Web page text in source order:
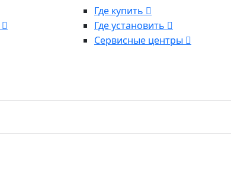
Где купить
Где установить
Сервисные центры